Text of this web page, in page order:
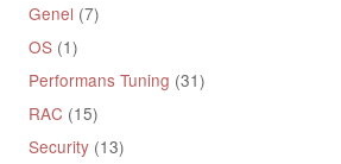
Genel (7)
OS(1)
Performans Tuning (31)
RAC (15)
Security(13)